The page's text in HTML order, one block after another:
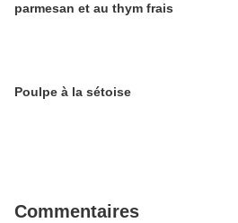
parmesan et au thym frais
Poulpe à la sétoise
Commentaires